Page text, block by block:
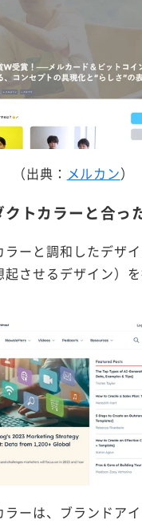
（出典： メルカン）
トカラーと合っ
ーと調和したデザ
起させるデザイン）
ーは、ブランドア